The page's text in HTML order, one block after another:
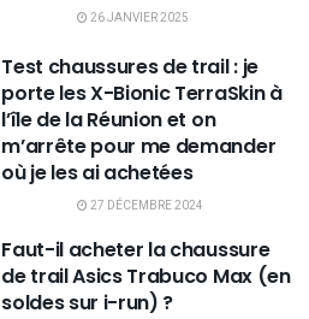
26 JANVIER 2025
Test chaussures de trail : je
porte les X-Bionic TerraSkin à
l’île de la Réunion et on
m’arrête pour me demander
où je les ai achetées
27 DÉCEMBRE 2024
Faut-il acheter la chaussure
de trail Asics Trabuco Max (en
soldes sur i-run) ?